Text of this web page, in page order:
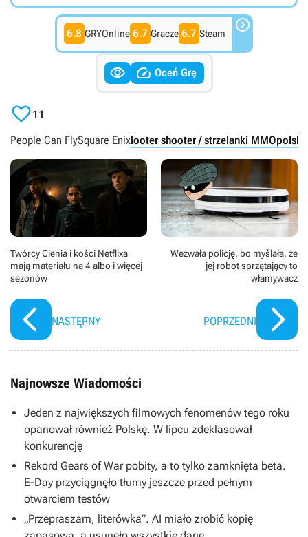
6.8 GRYOnline 6.7 Gracze 6.7 Steam 
  Oceń Grę
11
People Can FlySquare Enixlooter shooter / strzelanki MMO
Twórcy Cienia i kości Netflixa
mają materiału na 4 albo i więcej
sezonów
NASTĘPNY
Wezwała policję, bo myślała, że
jej robot sprzątający to
włamywacz
POPRZEDNI
Najnowsze Wiadomości
Jeden z największych filmowych fenomenów tego roku
opanował również Polskę. W lipcu zdeklasował
konkurencję
Rekord Gears of War pobity, a to tylko zamknięta beta.
E-Day przyciągnęło tłumy jeszcze przed pełnym
otwarciem testów
„Przepraszam, literówka”. AI miało zrobić kopię